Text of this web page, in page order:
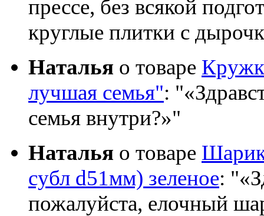
прессе, без всякой
круглые плитки с
Наталья о товаре
лучшая семья":
семья внутри?»
Наталья о товаре
субл d51мм) зеленое:
пожалуйста, елочный